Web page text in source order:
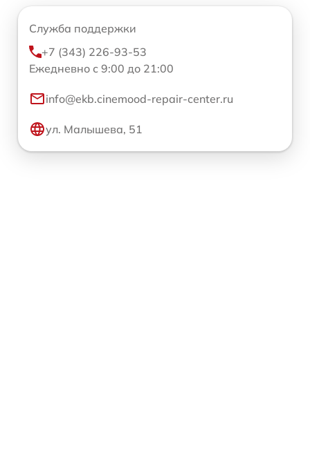
Служба поддержки
+7 (343) 226-93-53
Ежедневно с 9:00 до 21:00
info@ekb.cinemood-repair-center.ru
ул. Малышева, 51